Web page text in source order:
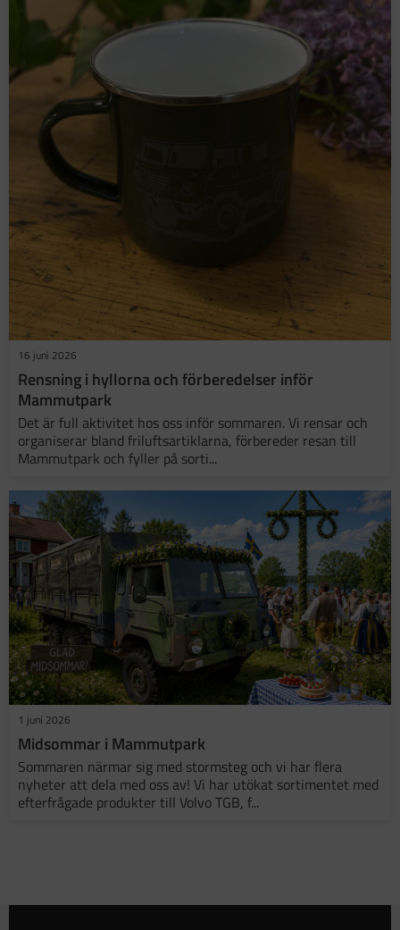
16 juni 2026
​Rensning i hyllorna och förberedelser inför
Mammutpark
Det är full aktivitet hos oss inför sommaren. Vi rensar och
organiserar bland friluftsartiklarna, förbereder resan till
Mammutpark och fyller på sorti...
1 juni 2026
Midsommar i Mammutpark
Sommaren närmar sig med stormsteg och vi har flera
nyheter att dela med oss av! Vi har utökat sortimentet med
efterfrågade produkter till Volvo TGB, f...